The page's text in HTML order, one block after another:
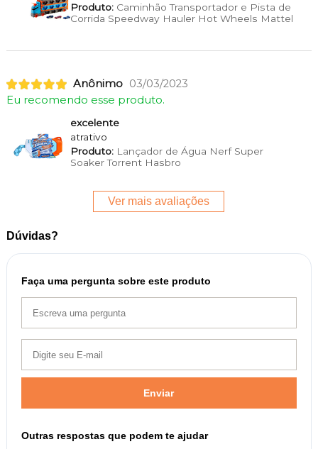
Produto:Caminhão Transportador e Pista de
Corrida Speedway Hauler Hot Wheels Mattel
Anônimo 03/03/2023
Eu recomendo esse produto.
excelente
atrativo
Produto:Lançador de Água Nerf Super
Soaker Torrent Hasbro
Ver mais avaliações
Dúvidas?
Faça uma pergunta sobre este produto
Enviar
Outras respostas que podem te ajudar